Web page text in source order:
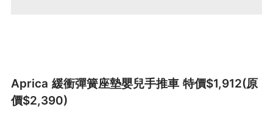
Aprica 緩衝彈簧座墊嬰兒手推車 特價$1,912(原
價$2,390)